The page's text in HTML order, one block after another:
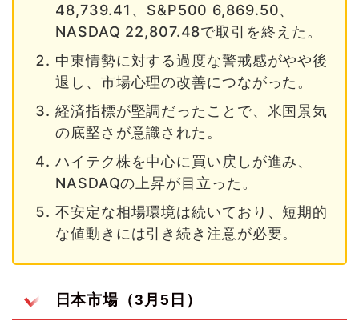
48,739.41、S&P500 6,869.50、
NASDAQ 22,807.48で取引を終えた。
中東情勢に対する過度な警戒感がやや後
退し、市場心理の改善につながった。
経済指標が堅調だったことで、米国景気
の底堅さが意識された。
ハイテク株を中心に買い戻しが進み、
NASDAQの上昇が目立った。
不安定な相場環境は続いており、短期的
な値動きには引き続き注意が必要。
日本市場（3月5日）